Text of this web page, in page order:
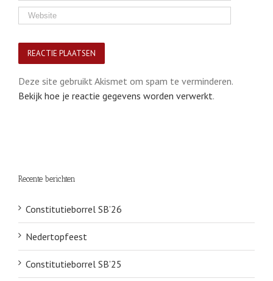
Deze site gebruikt Akismet om spam te verminderen.
Bekijk hoe je reactie gegevens worden verwerkt.
Recente berichten
Constitutieborrel SB’26
Nedertopfeest
Constitutieborrel SB’25